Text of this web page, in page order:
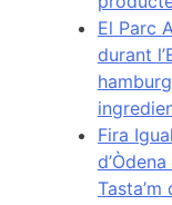
El Parc
durant
Fira
Tasta’m